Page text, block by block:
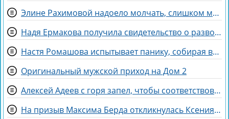
Элине Рахимовой надоело молчать, слишком многое ей запрещают
Надя Ермакова получила свидетельство о разводе и собирается в отпуск
Настя Ромашова испытывает панику, собирая вещи для родов в Бразилии
Оригинальный мужской приход на Дом 2
Алексей Адеев с горя запел, чтобы соответствовать Иване Михайличенко
На призыв Максима Берда откликнулась Ксения Нечаева